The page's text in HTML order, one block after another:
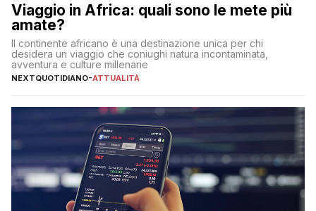
Viaggio in Africa: quali sono le mete più
amate?
Il continente africano è una destinazione unica per chi
desidera un viaggio che coniughi natura incontaminata,
avventura e culture millenarie
NEXTQUOTIDIANO-ATTUALITÀ